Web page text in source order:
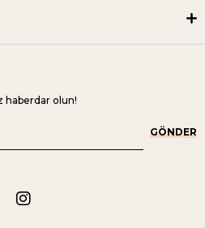
haberdar olun!
GÖNDER